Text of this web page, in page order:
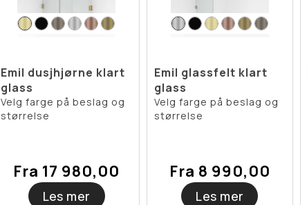
Emil dusjhjørne klart
glass
Velg farge på beslag og
størrelse
Fra 17 980,00
Les mer
Emil glassfelt klart
glass
Velg farge på beslag og
størrelse
Fra 8 990,00
Les mer